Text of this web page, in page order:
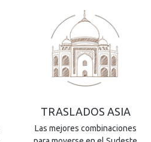
TRASLADOS ASIA
Las mejores combinaciones